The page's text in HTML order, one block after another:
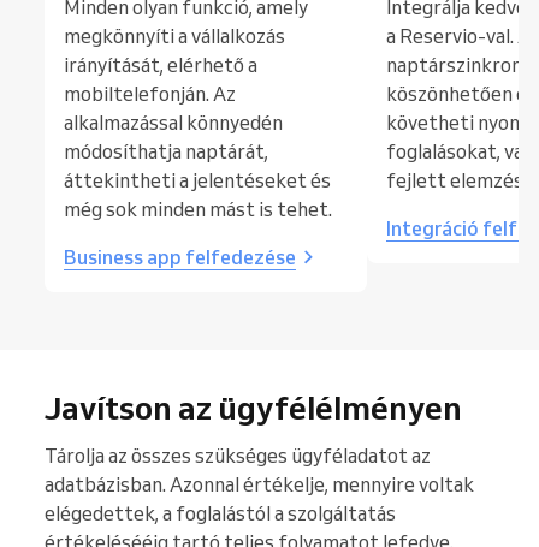
Minden olyan funkció, amely
megkönnyíti a vállalkozás
irányítását, elérhető a
mobiltelefonján. Az
alkalmazással könnyedén
módosíthatja naptárát,
áttekintheti a jelentéseket és
még sok minden mást is tehet.
Business app felfedezése
Integrálja
a Reservio-val. A
köszönhetően
követheti
foglalásokat,
fejlett elemzési
Integráció
Javítson az ügyfélélményen
Tárolja az összes szükséges ügyféladatot az
adatbázisban. Azonnal értékelje, mennyire voltak
elégedettek, a foglalástól a szolgáltatás